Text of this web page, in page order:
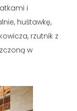
i
huśtawkę,
rzutnik z
w